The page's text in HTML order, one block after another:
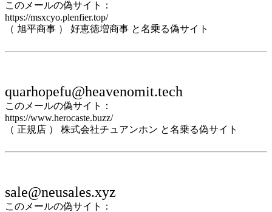
このメールの偽サイト：
https://msxcyo.plenfier.top/
（ 旭平商事 ） 好恵徳増商事 と名乗る偽サイト
quarhopefu@heavenomit.tech
このメールの偽サイト：
https://www.herocaste.buzz/
（ 正規店 ） 株式会社チュアンホン と名乗る偽サイト
sale@neusales.xyz
このメールの偽サイト：